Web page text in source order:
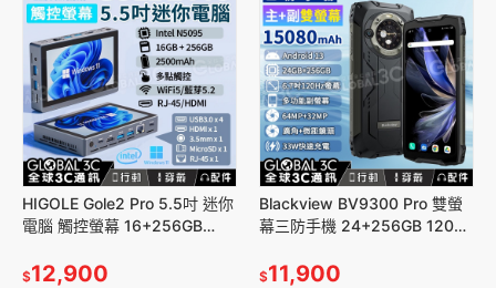
HIGOLE Gole2 Pro 5.5吋 迷你
電腦 觸控螢幕 16+256GB
$12,900
Blackview BV9300 Pro 雙螢
幕三防手機 24+256GB 120Hz
$11,900